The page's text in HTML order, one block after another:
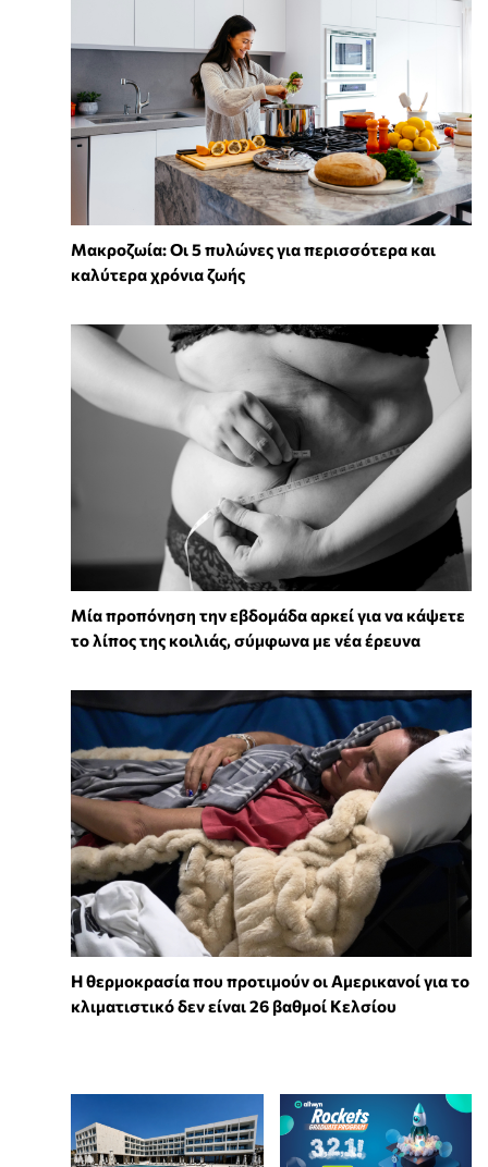
Mακροζωία: Οι 5 πυλώνες για περισσότερα και
καλύτερα χρόνια ζωής
Μία προπόνηση την εβδομάδα αρκεί για να κάψετε
το λίπος της κοιλιάς, σύμφωνα με νέα έρευνα
Η θερμοκρασία που προτιμούν οι Αμερικανοί για το
κλιματιστικό δεν είναι 26 βαθμοί Κελσίου